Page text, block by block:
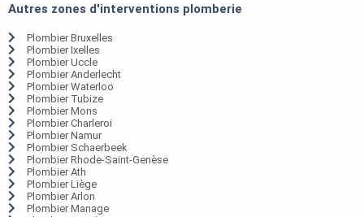
Autres zones d'interventions plomberie
Plombier Bruxelles
Plombier Ixelles
Plombier Uccle
Plombier Anderlecht
Plombier Waterloo
Plombier Tubize
Plombier Mons
Plombier Charleroi
Plombier Namur
Plombier Schaerbeek
Plombier Rhode-Saint-Genèse
Plombier Ath
Plombier Liège
Plombier Arlon
Plombier Manage